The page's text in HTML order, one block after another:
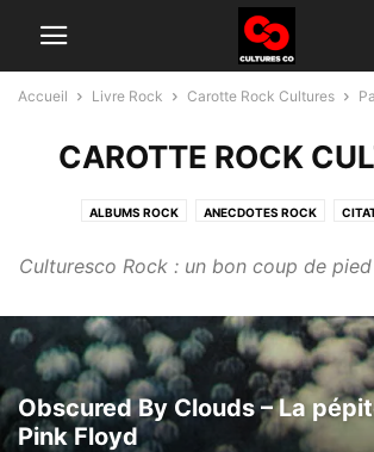
Accueil Livre Rock Carotte Rock Cultures
CAROTTE ROCK
ALBUMS ROCK ANECDOTES ROCK
TÉLÉ ROCK
Culturesco Rock : un bon coup de
Obscured By Clouds – La
Pink Floyd